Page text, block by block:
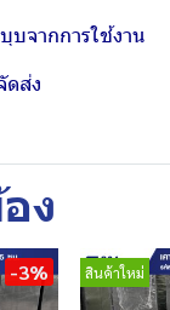
บจากการใช้งาน
ดส่ง
ง
-3% สินค้าใหม่